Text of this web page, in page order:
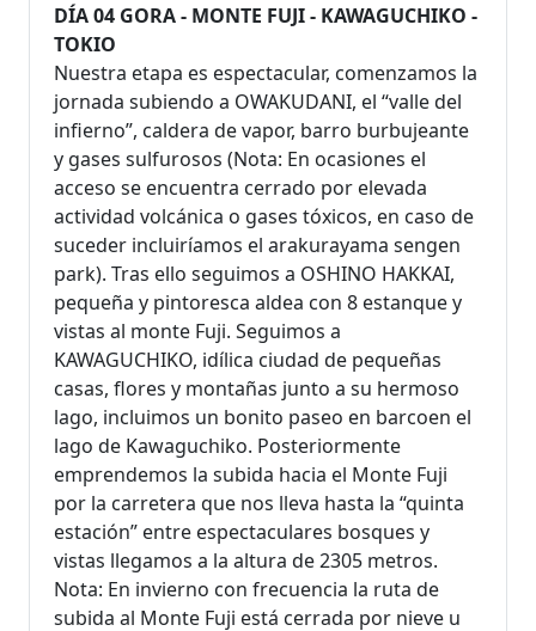
DÍA 04 GORA - MONTE FUJI - KAWAGUCHIKO -
TOKIO
Nuestra etapa es espectacular, comenzamos la
jornada subiendo a OWAKUDANI, el “valle del
infierno”, caldera de vapor, barro burbujeante
y gases sulfurosos (Nota: En ocasiones el
acceso se encuentra cerrado por elevada
actividad volcánica o gases tóxicos, en caso de
suceder incluiríamos el arakurayama sengen
park). Tras ello seguimos a OSHINO HAKKAI,
pequeña y pintoresca aldea con 8 estanque y
vistas al monte Fuji. Seguimos a
KAWAGUCHIKO, idílica ciudad de pequeñas
casas, flores y montañas junto a su hermoso
lago, incluimos un bonito paseo en barcoen el
lago de Kawaguchiko. Posteriormente
emprendemos la subida hacia el Monte Fuji
por la carretera que nos lleva hasta la “quinta
estación” entre espectaculares bosques y
vistas llegamos a la altura de 2305 metros.
Nota: En invierno con frecuencia la ruta de
subida al Monte Fuji está cerrada por nieve u